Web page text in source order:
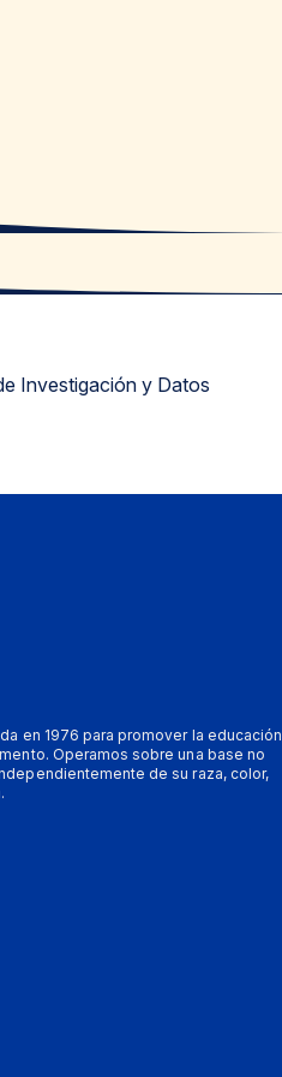
Investigación y Datos
en 1976 para promover la educación
Operamos sobre una base no
de su raza, color,